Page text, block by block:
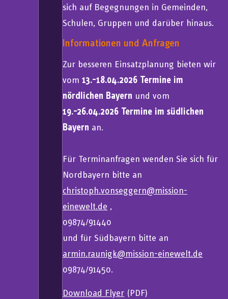
sich auf Begegnungen in Gemeinden,
Schulen, Gruppen und darüber hinaus.
Informationen und Anfragen
Zur besseren Einsatzplanung bieten wir
vom13.-18.04.2026 Termine im
nördlichen Bayern und vom
19.-26.04.2026 Termine im südlichen
Bayern an.
Für Terminanfragen wenden Sie sich für
Nordbayern bitte an
christoph.vonseggern@mission-
einewelt.de ‚
09874/91440
und für Südbayern bitte an
armin.raunigk@mission-einewelt.de
09874/91450.
Download Flyer (PDF)